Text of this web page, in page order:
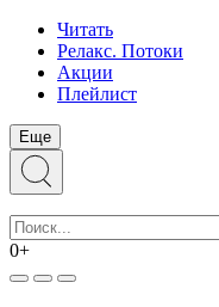
Читать
Релакс. Потоки
Акции
Плейлист
Еще
0+